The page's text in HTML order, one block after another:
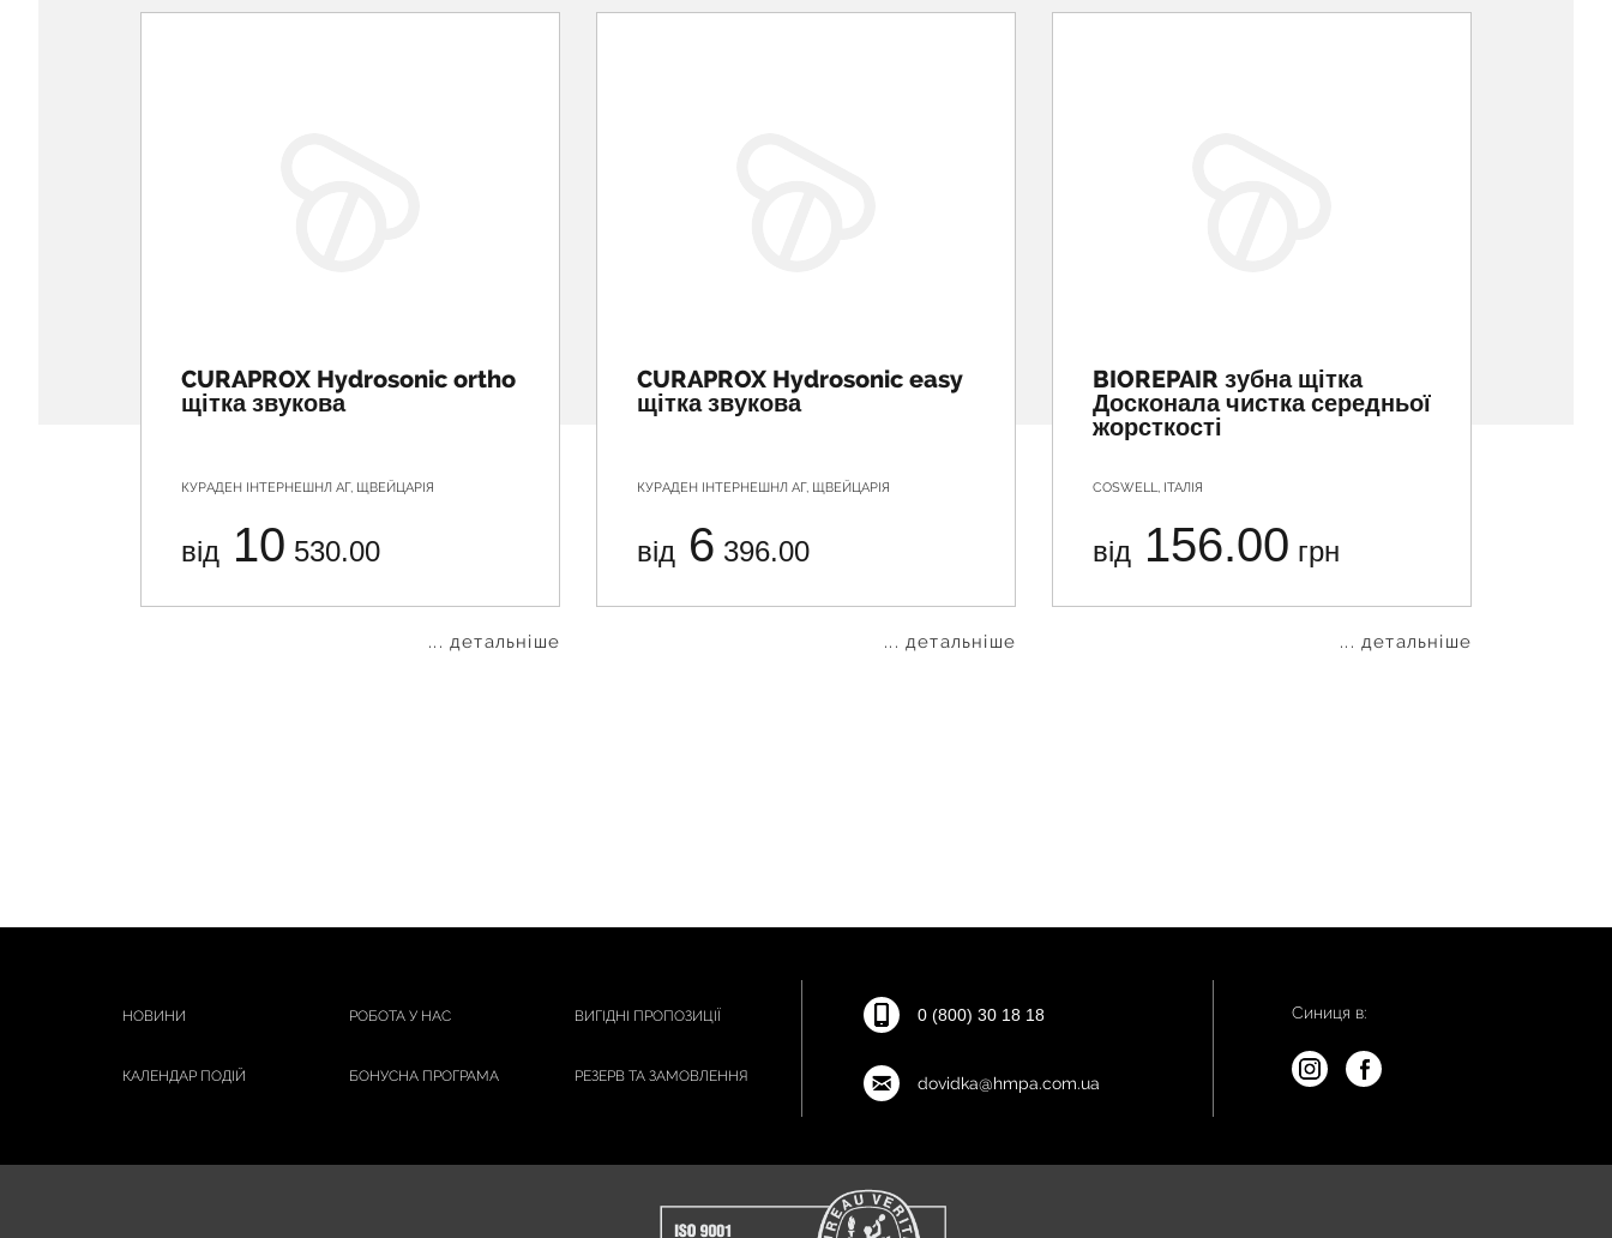
CURAPROX Hydrosonic ortho
щітка звукова
КУРАДЕН ІНТЕРНЕШНЛ АГ, ЩВЕЙЦАРІЯ
від 10 530.00
... детальніше
CURAPROX Hydrosonic easy
щітка звукова
КУРАДЕН ІНТЕРНЕШНЛ АГ, ЩВЕЙЦАРІЯ
від 6 396.00
... детальніше
BIOREPAIR зубна щітка
Досконала чистка середньої
жорсткості
COSWELL, ІТАЛІЯ
від 156.00 грн
... детальніше
НОВИНИ РОБОТА У НАС ВИГІДНІ ПРОПОЗИЦІЇ
КАЛЕНДАР ПОДІЙ БОНУСНА ПРОГРАМА РЕЗЕРВ ТА ЗАМОВЛЕННЯ
0 (800) 30 18 18
dovidka@hmpa.com.ua
Синиця в: